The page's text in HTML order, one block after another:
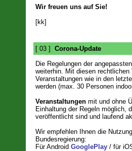
Wir freuen uns auf Sie!
[kk]
[ 03 ] Corona-Update
Die Regelungen der
weiterhin. Mit diesen rechtlichen
Veranstaltungen wie in den
werden (max. 30 Personen
Veranstaltungenmit und ohne
Einhaltung der Regeln möglich,
veröffentlicht sind und laufend
Wir empfehlen Ihnen die
Bundesregierung:
Für Android GooglePlay/ für